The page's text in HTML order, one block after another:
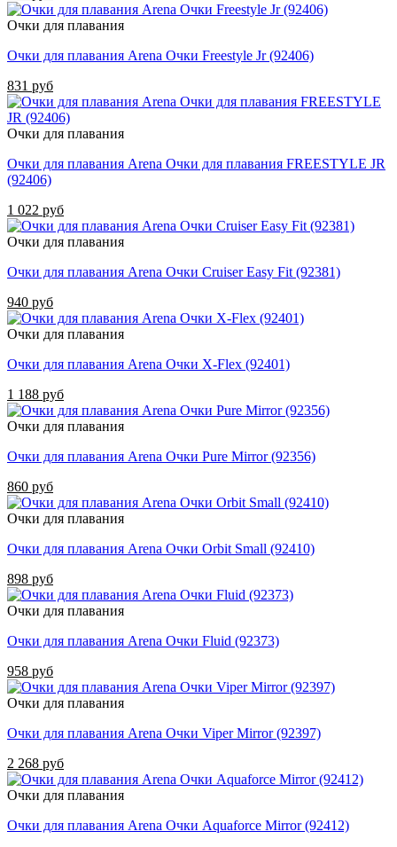
Очки для плавания
Очки для плавания Arena Очки Freestyle Jr (92406)
831 руб
Очки для плавания
Очки для плавания Arena Очки для плавания FREESTYLE JR
(92406)
1 022 руб
Очки для плавания
Очки для плавания Arena Очки Cruiser Easy Fit (92381)
940 руб
Очки для плавания
Очки для плавания Arena Очки X-Flex (92401)
1 188 руб
Очки для плавания
Очки для плавания Arena Очки Pure Mirror (92356)
860 руб
Очки для плавания
Очки для плавания Arena Очки Orbit Small (92410)
898 руб
Очки для плавания
Очки для плавания Arena Очки Fluid (92373)
958 руб
Очки для плавания
Очки для плавания Arena Очки Viper Mirror (92397)
2 268 руб
Очки для плавания
Очки для плавания Arena Очки Aquaforce Mirror (92412)